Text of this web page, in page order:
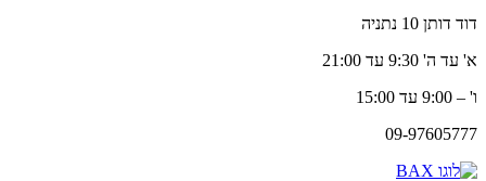
דוד דותן 10 נתניה
א' עד ה' 9:30 עד 21:00
ו' – 9:00 עד 15:00
09-97605777